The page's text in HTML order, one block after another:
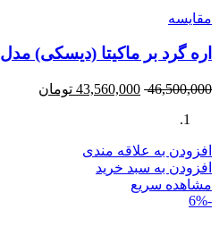
مقایسه
اره گرد بر ماکیتا (دیسکی) مدل N5900B
46,500,000
43,560,000 تومان
افزودن به علاقه مندی
افزودن به سبد خرید
مشاهده سریع
-6%